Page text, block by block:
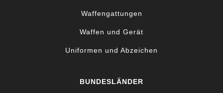
Waffengattungen
Waffen und Gerät
Uniformen und Abzeichen
BUNDESLÄNDER